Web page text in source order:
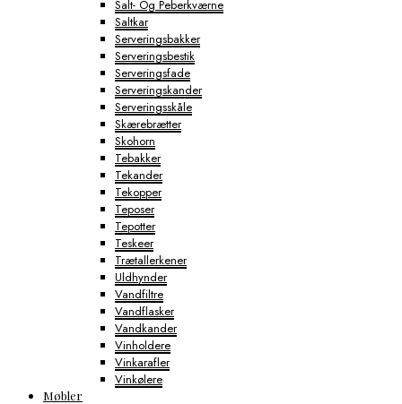
Salt- Og Peberkværne
Saltkar
Serveringsbakker
Serveringsbestik
Serveringsfade
Serveringskander
Serveringsskåle
Skærebrætter
Skohorn
Tebakker
Tekander
Tekopper
Teposer
Tepotter
Teskeer
Trætallerkener
Uldhynder
Vandfiltre
Vandflasker
Vandkander
Vinholdere
Vinkarafler
Vinkølere
Møbler